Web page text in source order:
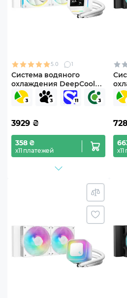
5.0 1
Система водяного
охлаждения DeepCool
LM240 WH (R-LM240-
WHDMMC-1)
3929 ₴
358 ₴
х11 платежей